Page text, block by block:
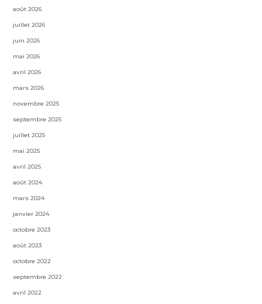
août 2026
juillet 2026
juin 2026
mai 2026
avril 2026
mars 2026
novembre 2025
septembre 2025
juillet 2025
mai 2025
avril 2025
août 2024
mars 2024
janvier 2024
octobre 2023
août 2023
octobre 2022
septembre 2022
avril 2022